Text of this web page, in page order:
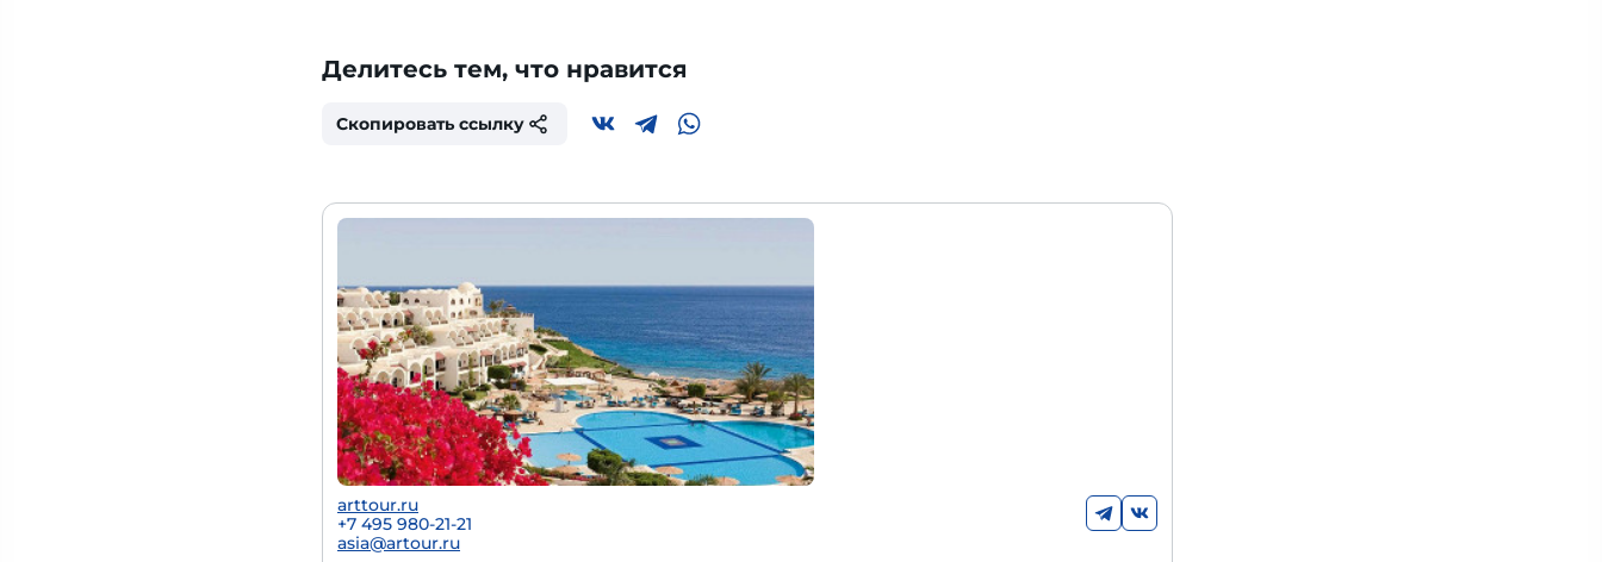
Делитесь тем, что нравится
Скопировать ссылку
arttour.ru
+7 495 980-21-21
asia@artour.ru